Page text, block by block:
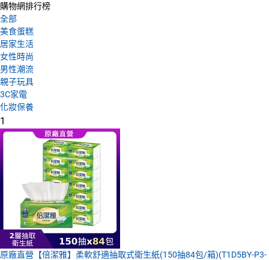
購物網排行榜
全部
美食蛋糕
居家生活
女性時尚
男性潮流
親子玩具
3C家電
化妝保養
1
原廠直營【倍潔雅】柔軟舒適抽取式衛生紙(150抽84包/箱)(T1D5BY-P3-